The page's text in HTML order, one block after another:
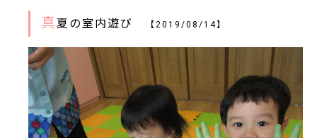
真 夏の室内遊び 【2019/08/14】